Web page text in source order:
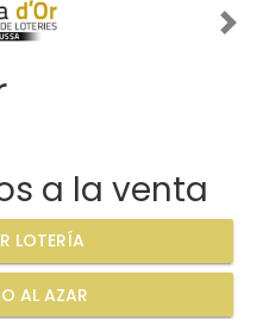
a la venta
LOTERÍA
AL AZAR